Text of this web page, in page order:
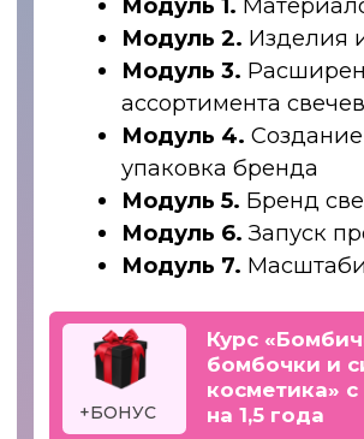
Согласие на обработку персональных данных
все права защищены, 2026
Связаться с нами через e-mail
Телефон: +7 996 105 62 46
Канал в МАХ
Telegram
YouTube Pinterest